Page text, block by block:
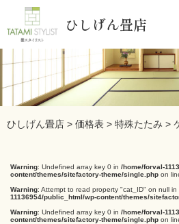
ひしげん畳店
ひしげん畳店 > 価格表 > 特殊たたみ >
Warning: Undefined array key 0 in /home/forval-
content/themes/sitefactory-theme/single.php on
Warning: Attempt to read property "cat_ID" on null in
11136954/public_html/wp-content/themes/
Warning: Undefined array key 0 in /home/forval-
content/themes/sitefactory-theme/single.php on